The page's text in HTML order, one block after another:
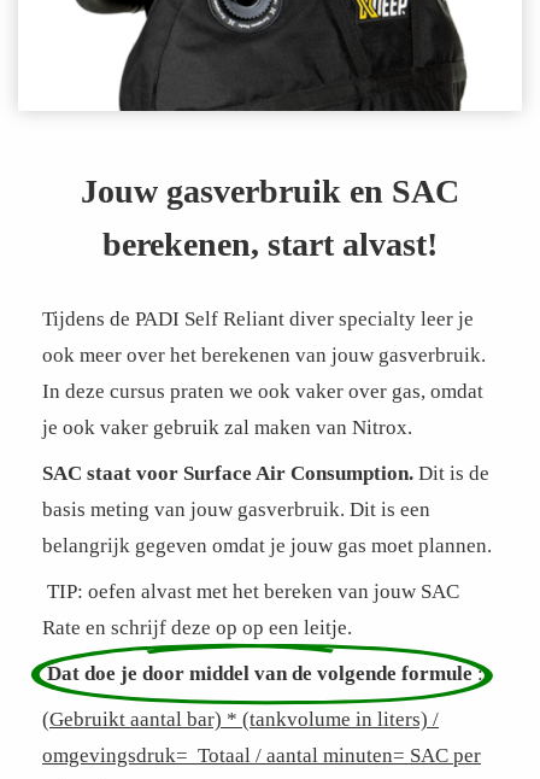
Jouw gasverbruik en SAC
berekenen, start alvast!
Tijdens de PADI Self Reliant diver specialty leer je
ook meer over het berekenen van jouw gasverbruik.
In deze cursus praten we ook vaker over gas, omdat
je ook vaker gebruik zal maken van Nitrox.
SAC staat voor Surface Air Consumption. Dit is de
basis meting van jouw gasverbruik. Dit is een
belangrijk gegeven omdat je jouw gas moet plannen.
TIP: oefen alvast met het bereken van jouw SAC
Rate en schrijf deze op op een leitje.
Dat doe je door middel van de volgende formule:
(Gebruikt aantal bar) * (tankvolume in liters) /
omgevingsdruk= Totaal / aantal minuten= SAC per